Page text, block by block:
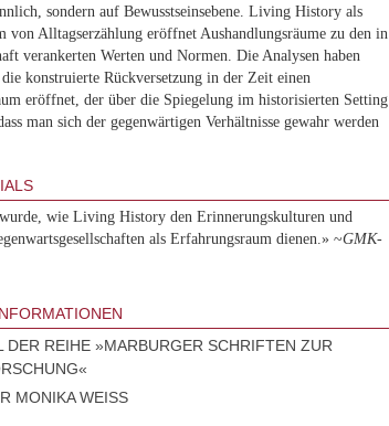
sondern auf Bewusstseinsebene. Living History als
von Alltagserzählung eröffnet Aushandlungsräume zu den in
verankerten Werten und Normen. Die Analysen haben
die konstruierte Rückversetzung in der Zeit einen
eröffnet, der über die Spiegelung im historisierten Setting
man sich der gegenwärtigen Verhältnisse gewahr werden
wie Living History den Erinnerungskulturen und
als Erfahrungsraum dienen.» ~GMK-
DER REIHE »MARBURGER SCHRIFTEN ZUR
MONIKA WEISS